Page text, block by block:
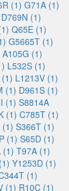
(1) G71A (1)
D769N (1)
Q65E (1)
G5665T (1)
A105G (1)
L532S (1)
L1213V (1)
(1) D961S (1)
(1) S8814A
(1) C785T (1)
(1) S366T (1)
(1) S65D (1)
(1) T97A (1)
Y1253D (1)
(1)
(1) R10C (1)